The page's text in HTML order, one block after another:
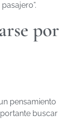
por
pensamiento
buscar